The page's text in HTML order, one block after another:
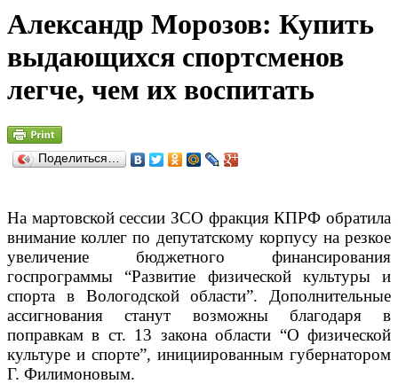
Александр Морозов: Купить
выдающихся спортсменов
легче, чем их воспитать
Поделиться…
На мартовской сессии ЗСО фракция КПРФ обратила
внимание коллег по депутатскому корпусу на резкое
увеличение бюджетного финансирования
госпрограммы “Развитие физической культуры и
спорта в Вологодской области”. Дополнительные
ассигнования станут возможны благодаря в
поправкам в ст. 13 закона области “О физической
культуре и спорте”, инициированным губернатором
Г. Филимоновым.